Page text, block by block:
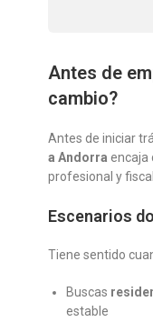
Antes de
cambio?
Antes de iniciar
a Andorra encaja
profesional y
Escenarios
Tiene sentido
Buscas
estable